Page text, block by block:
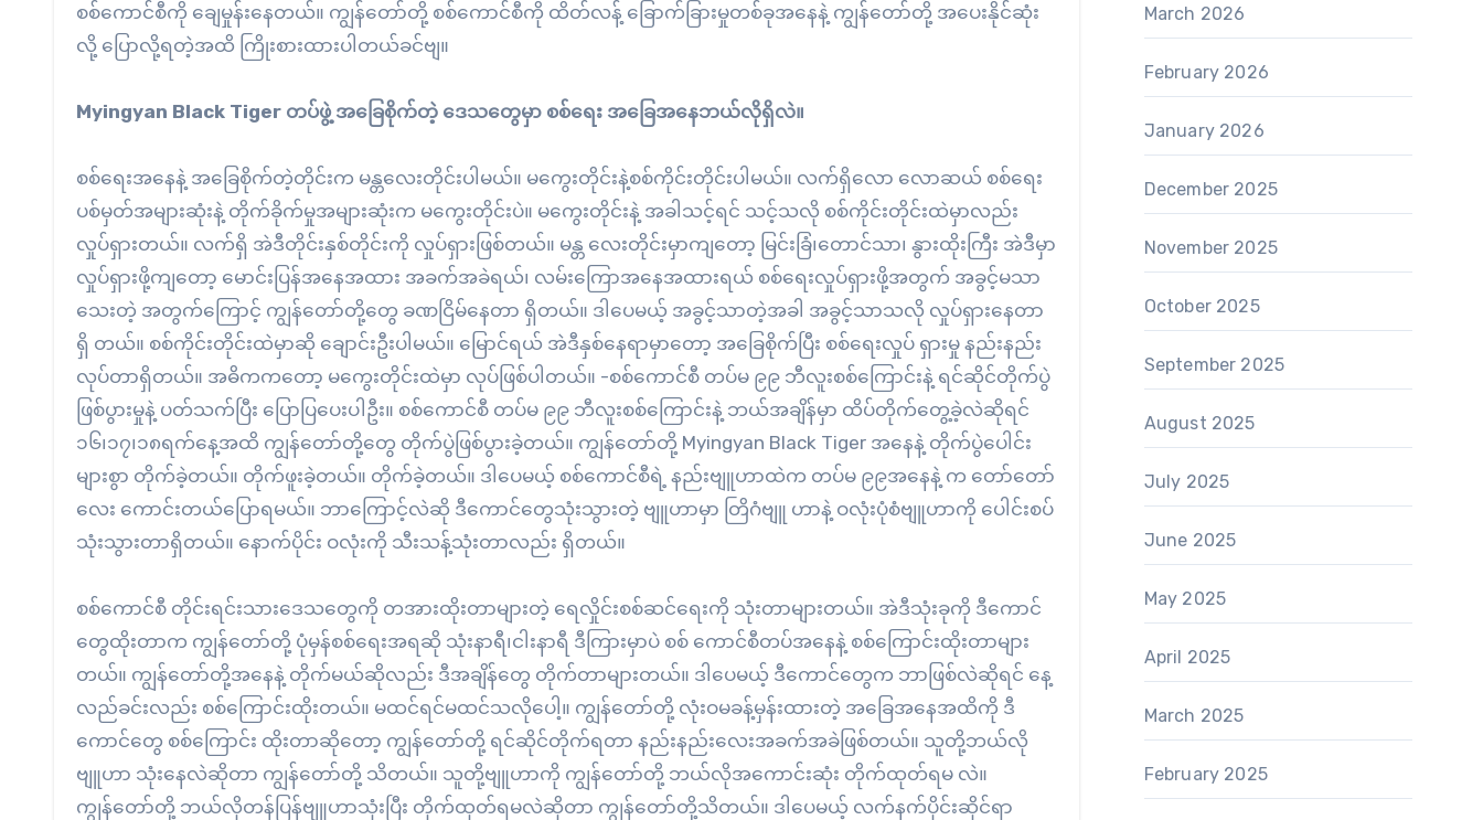
စစ်ကောင်စီကို ချေမှုန်းနေတယ်။ ကျွန်တော်တို့ စစ်ကောင်စီကို ထိတ်လန့် ခြောက်ခြားမှုတစ်ခုအနေနဲ့ ကျွန်တော်တို့ အပေးနိုင်ဆုံး
လို့ ပြောလို့ရတဲ့အထိ ကြိုးစားထားပါတယ်ခင်ဗျ။
Myingyan Black Tiger တပ်ဖွဲ့ အခြေစိုက်တဲ့ ဒေသတွေမှာ စစ်ရေး အခြေအနေဘယ်လိုရှိလဲ။
စစ်ရေးအနေနဲ့ အခြေစိုက်တဲ့တိုင်းက မန္တလေးတိုင်းပါမယ်။ မကွေးတိုင်းနဲ့စစ်ကိုင်းတိုင်းပါမယ်။ လက်ရှိလော လောဆယ် စစ်ရေး
ပစ်မှတ်အများဆုံးနဲ့ တိုက်ခိုက်မှုအများဆုံးက မကွေးတိုင်းပဲ။ မကွေးတိုင်းနဲ့ အခါသင့်ရင် သင့်သလို စစ်ကိုင်းတိုင်းထဲမှာလည်း
လှုပ်ရှားတယ်။ လက်ရှိ အဲဒီတိုင်းနှစ်တိုင်းကို လှုပ်ရှားဖြစ်တယ်။ မန္တ လေးတိုင်းမှာကျတော့ မြင်းခြံ၊တောင်သာ၊ နွားထိုးကြီး အဲဒီမှာ
လှုပ်ရှားဖို့ကျတော့ မောင်းပြန်အနေအထား အခက်အခဲရယ်၊ လမ်းကြောအနေအထားရယ် စစ်ရေးလှုပ်ရှားဖို့အတွက် အခွင့်မသာ
သေးတဲ့ အတွက်ကြောင့် ကျွန်တော်တို့တွေ ခဏငြိမ်နေတာ ရှိတယ်။ ဒါပေမယ့် အခွင့်သာတဲ့အခါ အခွင့်သာသလို လှုပ်ရှားနေတာ
ရှိ တယ်။ စစ်ကိုင်းတိုင်းထဲမှာဆို ချောင်းဦးပါမယ်။ မြောင်ရယ် အဲဒီနှစ်နေရာမှာတော့ အခြေစိုက်ပြီး စစ်ရေးလှုပ် ရှားမှု နည်းနည်း
လုပ်တာရှိတယ်။ အဓိကကတော့ မကွေးတိုင်းထဲမှာ လုပ်ဖြစ်ပါတယ်။ -စစ်ကောင်စီ တပ်မ ၉၉ ဘီလူးစစ်ကြောင်းနဲ့ ရင်ဆိုင်တိုက်ပွဲ
ဖြစ်ပွားမှုနဲ့ ပတ်သက်ပြီး ပြောပြပေးပါဦး။ စစ်ကောင်စီ တပ်မ ၉၉ ဘီလူးစစ်ကြောင်းနဲ့ ဘယ်အချိန်မှာ ထိပ်တိုက်တွေ့ခဲ့လဲဆိုရင်
၁၆၊၁၇၊၁၈ရက်နေ့အထိ ကျွန်တော်တို့တွေ တိုက်ပွဲဖြစ်ပွားခဲ့တယ်။ ကျွန်တော်တို့ Myingyan Black Tiger အနေနဲ့ တိုက်ပွဲပေါင်း
များစွာ တိုက်ခဲ့တယ်။ တိုက်ဖူးခဲ့တယ်။ တိုက်ခဲ့တယ်။ ဒါပေမယ့် စစ်ကောင်စီရဲ့ နည်းဗျူဟာထဲက တပ်မ ၉၉အနေနဲ့ က တော်တော်
လေး ကောင်းတယ်ပြောရမယ်။ ဘာကြောင့်လဲဆို ဒီကောင်တွေသုံးသွားတဲ့ ဗျူဟာမှာ တြိဂံဗျူ ဟာနဲ့ ဝလုံးပုံစံဗျူဟာကို ပေါင်းစပ်
သုံးသွားတာရှိတယ်။ နောက်ပိုင်း ဝလုံးကို သီးသန့်သုံးတာလည်း ရှိတယ်။
စစ်ကောင်စီ တိုင်းရင်းသားဒေသတွေကို တအားထိုးတာများတဲ့ ရေလှိုင်းစစ်ဆင်ရေးကို သုံးတာများတယ်။ အဲဒီသုံးခုကို ဒီကောင်
တွေထိုးတာက ကျွန်တော်တို့ ပုံမှန်စစ်ရေးအရဆို သုံးနာရီ၊ငါးနာရီ ဒီကြားမှာပဲ စစ် ကောင်စီတပ်အနေနဲ့ စစ်ကြောင်းထိုးတာများ
တယ်။ ကျွန်တော်တို့အနေနဲ့ တိုက်မယ်ဆိုလည်း ဒီအချိန်တွေ တိုက်တာများတယ်။ ဒါပေမယ့် ဒီကောင်တွေက ဘာဖြစ်လဲဆိုရင် နေ့
လည်ခင်းလည်း စစ်ကြောင်းထိုးတယ်။ မထင်ရင်မထင်သလိုပေါ့။ ကျွန်တော်တို့ လုံးဝမခန့်မှန်းထားတဲ့ အခြေအနေအထိကို ဒီ
ကောင်တွေ စစ်ကြောင်း ထိုးတာဆိုတော့ ကျွန်တော်တို့ ရင်ဆိုင်တိုက်ရတာ နည်းနည်းလေးအခက်အခဲဖြစ်တယ်။ သူတို့ဘယ်လို
ဗျူဟာ သုံးနေလဲဆိုတာ ကျွန်တော်တို့ သိတယ်။ သူတို့ဗျူဟာကို ကျွန်တော်တို့ ဘယ်လိုအကောင်းဆုံး တိုက်ထုတ်ရမ လဲ။
ကျွန်တော်တို့ ဘယ်လိုတန်ပြန်ဗျူဟာသုံးပြီး တိုက်ထုတ်ရမလဲဆိုတာ ကျွန်တော်တို့သိတယ်။ ဒါပေမယ့် လက်နက်ပိုင်းဆိုင်ရာ
March 2026
February 2026
January 2026
December 2025
November 2025
October 2025
September 2025
August 2025
July 2025
June 2025
May 2025
April 2025
March 2025
February 2025